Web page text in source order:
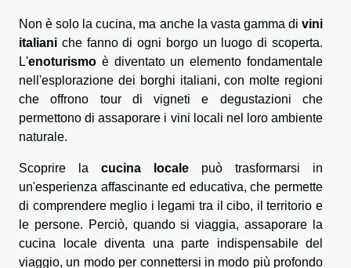
Non è solo la cucina, ma anche la vasta gamma di vini
italiani che fanno di ogni borgo un luogo di scoperta.
L'enoturismo è diventato un elemento fondamentale
nell'esplorazione dei borghi italiani, con molte regioni
che offrono tour di vigneti e degustazioni che
permettono di assaporare i vini locali nel loro ambiente
naturale.
Scoprire la cucina locale può trasformarsi in
un'esperienza affascinante ed educativa, che permette
di comprendere meglio i legami tra il cibo, il territorio e
le persone. Perciò, quando si viaggia, assaporare la
cucina locale diventa una parte indispensabile del
viaggio, un modo per connettersi in modo più profondo